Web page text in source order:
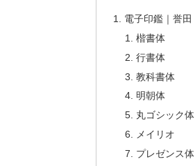
電子印鑑｜誉田
楷書体
行書体
教科書体
明朝体
丸ゴシック体
メイリオ
プレゼンス体